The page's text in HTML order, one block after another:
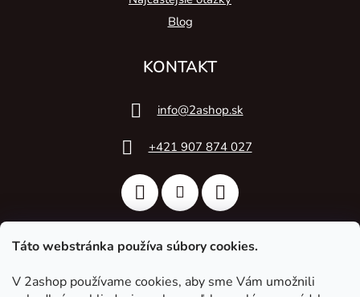
Táto webstránka používa súbory cookies.
V 2ashop používame cookies, aby sme Vám umožnili
Blog
KONTAKT
info@2ashop.sk
+421 907 874 027
2A Acoustic